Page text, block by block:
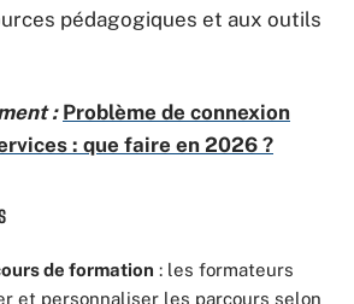
pédagogiques et aux outils
: Problème de connexion
: que faire en 2026 ?
de formation : les formateurs
et personnaliser les parcours selon